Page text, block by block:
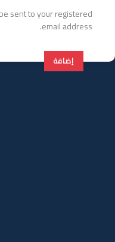
sent to your registered
email address.